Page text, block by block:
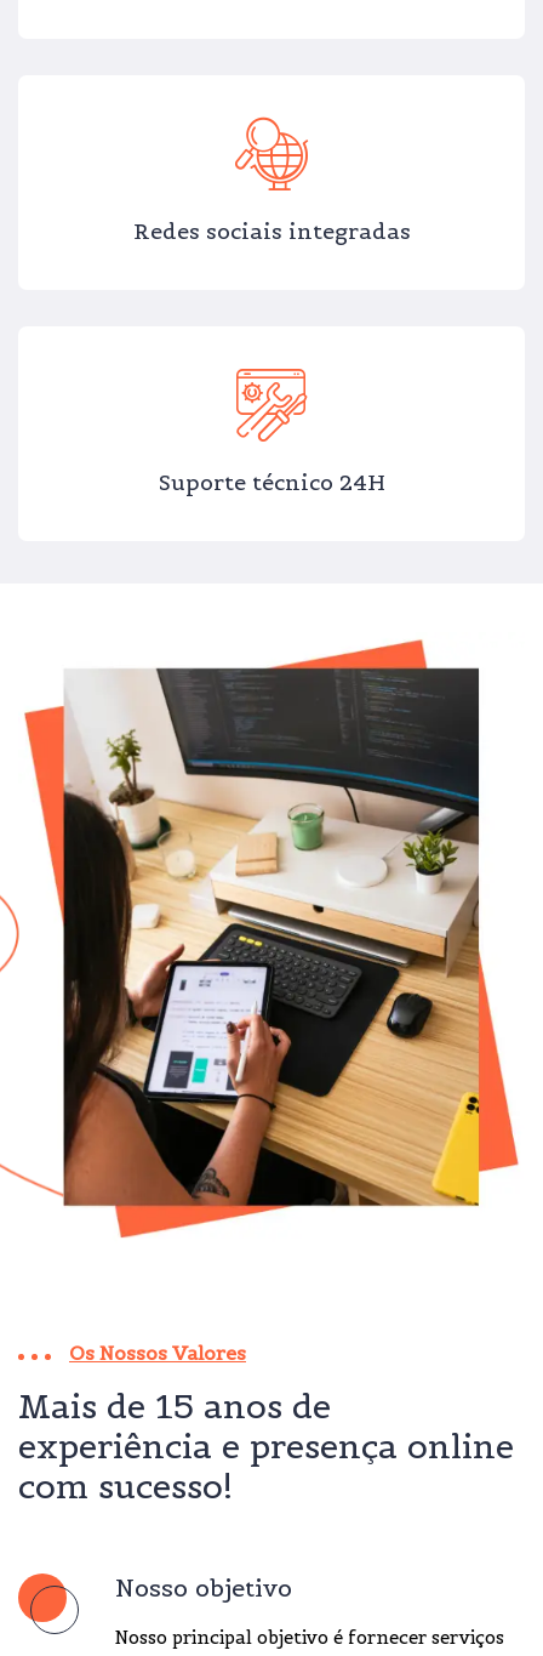
Redes sociais integradas
Suporte técnico 24H
Os Nossos Valores
Mais de 15 anos de
experiência e presença online
com sucesso!
Nosso objetivo
Nosso principal objetivo é fornecer serviços